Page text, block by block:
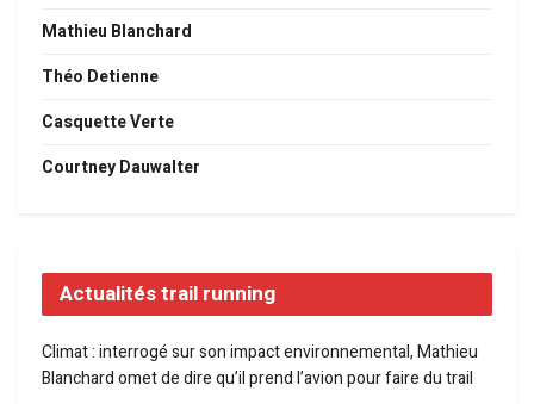
Mathieu Blanchard
Théo Detienne
Casquette Verte
Courtney Dauwalter
Actualités trail running
Climat : interrogé sur son impact environnemental, Mathieu
Blanchard omet de dire qu’il prend l’avion pour faire du trail